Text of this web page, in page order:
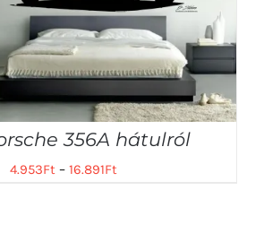
356A hátulról
4.953Ft – 16.891Ft